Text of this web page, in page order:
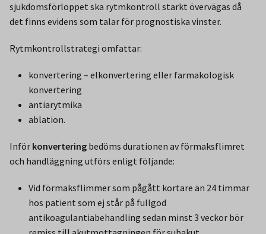
sjukdomsförloppet ska rytmkontroll starkt övervägas då
det finns evidens som talar för prognostiska vinster.
Rytmkontrollstrategi omfattar:
konvertering – elkonvertering eller farmakologisk
konvertering
antiarytmika
ablation.
Inför konvertering bedöms durationen av förmaksflimret
och handläggning utförs enligt följande:
Vid förmaksflimmer som pågått kortare än 24 timmar
hos patient som ej står på fullgod
antikoagulantiabehandling sedan minst 3 veckor bör